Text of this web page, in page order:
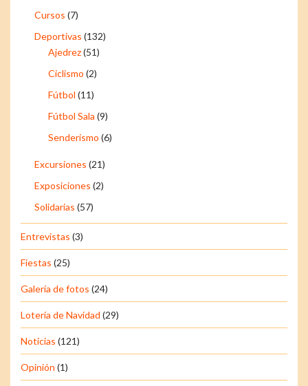
Cursos (7)
Deportivas (132)
Ajedrez(51)
Ciclismo (2)
Fútbol (11)
Fútbol Sala (9)
Senderismo (6)
Excursiones (21)
Exposiciones (2)
Solidarias (57)
Entrevistas (3)
Fiestas (25)
Galería de fotos (24)
Lotería de Navidad (29)
Noticias (121)
Opinión (1)